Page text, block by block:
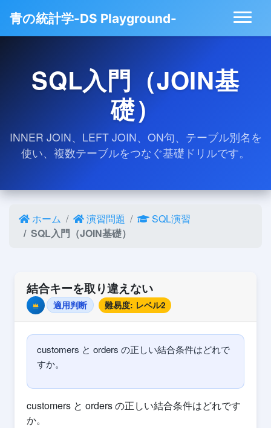
青の統計学-DS Playground-
SQL入門（JOIN基
礎）
INNER JOIN、LEFT JOIN、ON句、テーブル別名を
使い、複数テーブルをつなぐ基礎ドリルです。
ホーム 演習問題
SQL演習
SQL入門（JOIN基礎）
結合キーを取り違えない
Premium適用判断 難易度: レベル2
customers と orders の正しい結合条件はどれで
すか。
customers と orders の正しい結合条件はどれです
か。